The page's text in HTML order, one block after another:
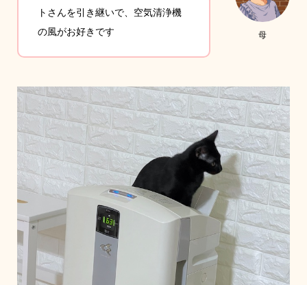
母
トさんを引き継いで、空気清浄機
の風がお好きです